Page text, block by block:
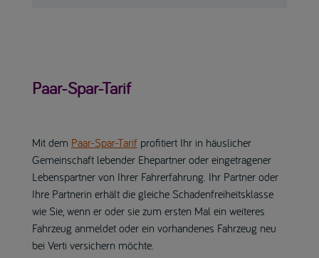
Paar-Spar-Tarif
Mit dem Paar-Spar-Tarifprofitiert Ihr in häuslicher
Gemeinschaft lebender Ehepartner oder eingetragener
Lebenspartner von Ihrer Fahrerfahrung. Ihr Partner oder
Ihre Partnerin erhält die gleiche Schadenfreiheitsklasse
wie Sie, wenn er oder sie zum ersten Mal ein weiteres
Fahrzeug anmeldet oder ein vorhandenes Fahrzeug neu
bei Verti versichern möchte.